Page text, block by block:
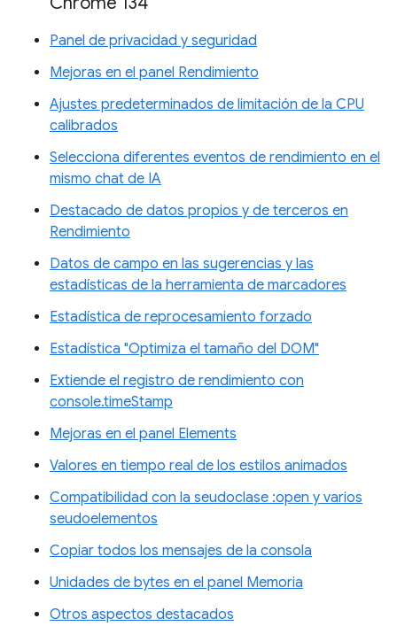
Panel de privacidad y seguridad
Mejoras en el panel Rendimiento
Ajustes predeterminados de limitación de la CPU
calibrados
Selecciona diferentes eventos de rendimiento en el
mismo chat de IA
Destacado de datos propios y de terceros en
Rendimiento
Datos de campo en las sugerencias y las
estadísticas de la herramienta de marcadores
Estadística de reprocesamiento forzado
Estadística "Optimiza el tamaño del DOM"
Extiende el registro de rendimiento con
console.timeStamp
Mejoras en el panel Elements
Valores en tiempo real de los estilos animados
Compatibilidad con la seudoclase :open y varios
seudoelementos
Copiar todos los mensajes de la consola
Unidades de bytes en el panel Memoria
Otros aspectos destacados